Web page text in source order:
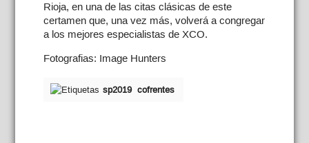
Rioja, en una de las citas clásicas de este
certamen que, una vez más, volverá a congregar
a los mejores especialistas de XCO.
Fotografias: Image Hunters
sp2019 cofrentes